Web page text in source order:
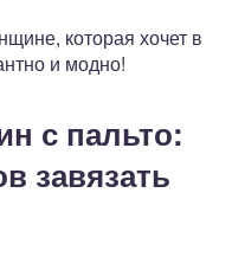
которая хочет в
и модно!
с пальто:
завязать